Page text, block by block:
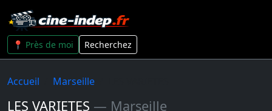
📍 Près de moi Recherchez
Accueil Marseille
LES VARIETES — Marseille